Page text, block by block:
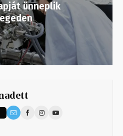
ünneplik